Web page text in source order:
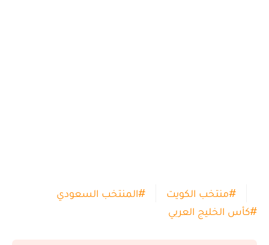
#منتخب الكويت #المنتخب السعودي
#كأس الخليج العربي